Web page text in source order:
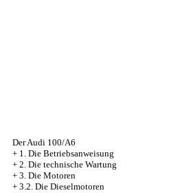
Der Audi 100/A6
+ 1. Die Betriebsanweisung
+ 2. Die technische Wartung
+ 3. Die Motoren
+ 3.2. Die Dieselmotoren